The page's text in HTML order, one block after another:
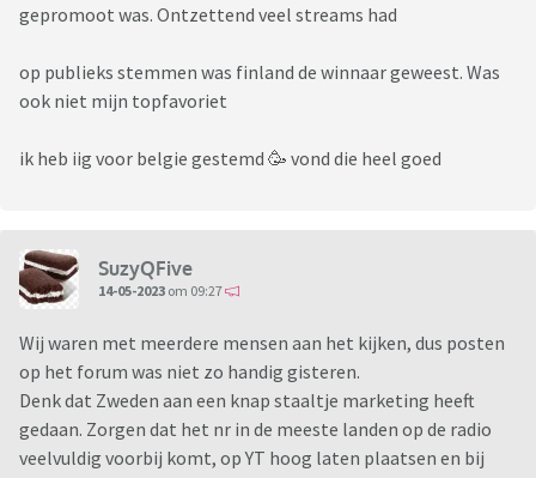
gepromoot was. Ontzettend veel streams had
op publieks stemmen was finland de winnaar geweest. Was
ook niet mijn topfavoriet
ik heb iig voor belgie gestemd 🥳 vond die heel goed
SuzyQFive
14-05-2023 om 09:27
Wij waren met meerdere mensen aan het kijken, dus posten
op het forum was niet zo handig gisteren.
Denk dat Zweden aan een knap staaltje marketing heeft
gedaan. Zorgen dat het nr in de meeste landen op de radio
veelvuldig voorbij komt, op YT hoog laten plaatsen en bij